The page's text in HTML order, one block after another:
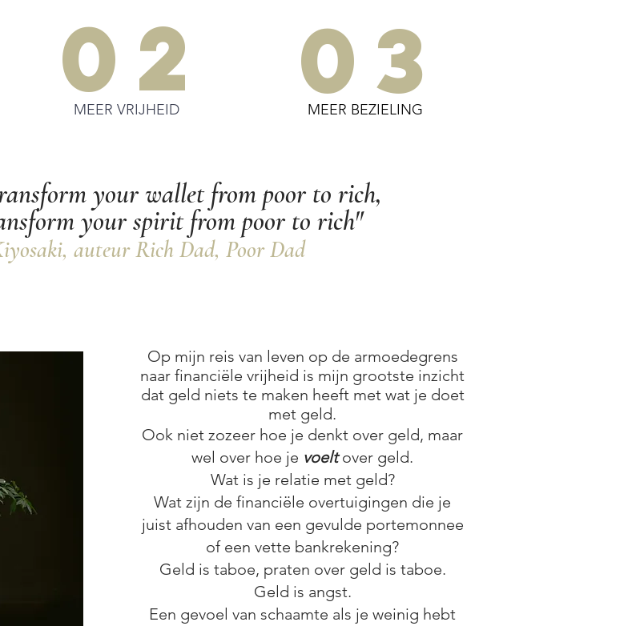
02
MEER VRIJHEID 03
MEER BEZIELING
your wallet from poor to rich,
your spirit from poor to rich"
auteur Rich Dad, Poor Dad
Op mijn reis van leven op de armoedegrens
naar financiële vrijheid is mijn grootste inzicht
dat geld niets te maken heeft met wat je doet
met geld.
Ook niet zozeer hoe je denkt over geld, maar
wel over hoe je voeltover geld.
Wat is je relatie met geld?
Wat zijn de financiële overtuigingen die je
juist afhouden van een gevulde portemonnee
of een vette bankrekening?
Geld is taboe, praten over geld is taboe.
Geld is angst.
Een gevoel van schaamte als je weinig hebt